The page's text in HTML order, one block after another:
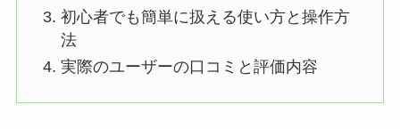
初心者でも簡単に扱える使い方と操作方
法
実際のユーザーの口コミと評価内容